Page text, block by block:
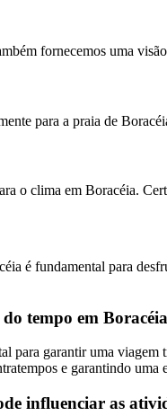
fornecemos uma
para a praia de
o clima em Boracéia.
é fundamental para
tempo em
para garantir uma
e garantindo uma
influenciar as